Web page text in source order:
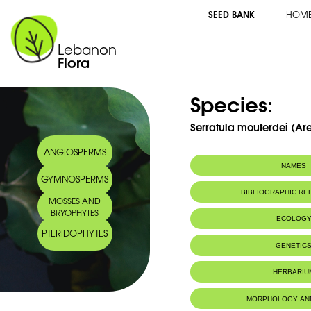
Lebanon
Flora
SEED BANK
ANGIOSPERMS
GYMNOSPERMS
MOSSES AND
BRYOPHYTES
PTERIDOPHYTES
Species:
Serratula mouterdei
NAMES
Common name: Serratule de
Arabic name: ورْخة موترد‎
BIBLIOGRAPHIC
ECOLOGY
Lebanon
MORPHOLOGY